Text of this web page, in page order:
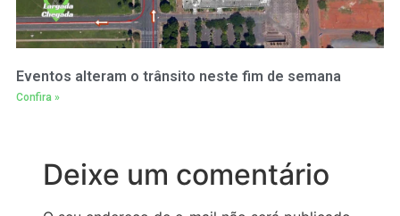
Eventos alteram o trânsito neste fim de semana
Confira »
Deixe um comentário